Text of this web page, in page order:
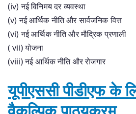
(iv) नई विनिमय दर व्यवस्था
(v) नई आर्थिक नीति और सार्वजनिक वित्त
(vi) नई आर्थिक नीति और मौद्रिक प्रणाली
( vii) योजना
(viii) नई आर्थिक नीति और रोजगार
यूपीएससी पीडीएफ के